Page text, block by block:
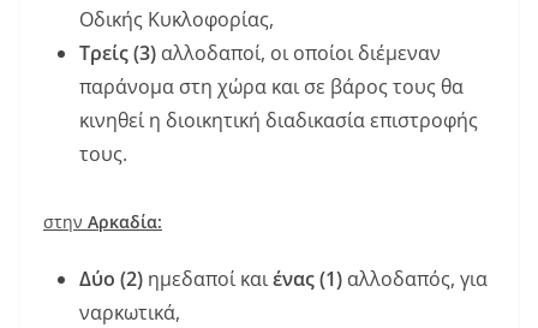
Οδικής Κυκλοφορίας,
Τρείς (3) αλλοδαποί, οι οποίοι διέμεναν
παράνομα στη χώρα και σε βάρος τους θα
κινηθεί η διοικητική διαδικασία επιστροφής
τους.
στην Αρκαδία:
Δύο (2) ημεδαποί καιένας (1) αλλοδαπός, για
ναρκωτικά,